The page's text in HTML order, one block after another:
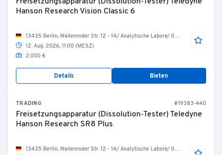
Hanson Research Vision Classic 6
13435 Berlin, Wallenroder Str. 12 - 14/ Analytische Labore/ 06.10.24 Disso 2
12. Aug. 2026, 11:00 (MESZ)
2.000 €
Details Bieten
TRADING #19383-440
Freisetzungsapparatur (Dissolution-Tester) Teledyne
Hanson Research SR8 Plus
13435 Berlin, Wallenroder Str. 12 - 14/ Analytische Labore/ 06.10.24 Disso 2